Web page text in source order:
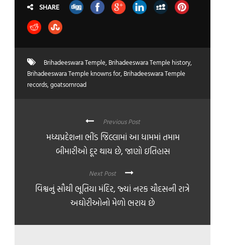
SHARE
Brihadeeswara Temple, Brihadeeswara Temple history,
Brihadeeswara Temple knowns for, Brihadeeswara Temple
records,goatsornroad
Previous Post
મધ્યપ્રદેશના ભીંડ જિલ્લામાં આ ધામમાં તમામ
બીમારીઓ દૂર થાય છે, જાણો ઇતિહાસ
Next Post
વિશ્વનું સૌથી ભૂતિયા મંદિર, જ્યાં નરક ચૌદસની રાત્રે
અઘોરીઓનો મેળો ભરાય છે